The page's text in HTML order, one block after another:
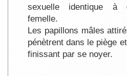
sexuelle identique à
femelle.
Les papillons mâles
pénètrent dans le piège
finissant par se noyer.